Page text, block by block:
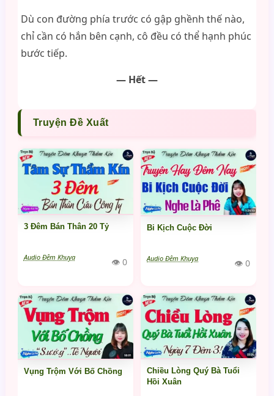
Dù con đường phía trước có gập ghềnh thế nào,
chỉ cần có hắn bên cạnh, cô đều có thể hạnh phúc
bước tiếp.
— Hết —
Truyện Đề Xuất
3 Đêm Bán Thân 20 Tỷ
Audio Đêm Khuya 👁 0
Bi Kịch Cuộc Đời
Audio Đêm Khuya 👁 0
Vụng Trộm Với Bố Chồng
Chiều Lòng Quý Bà Tuổi
Hồi Xuân